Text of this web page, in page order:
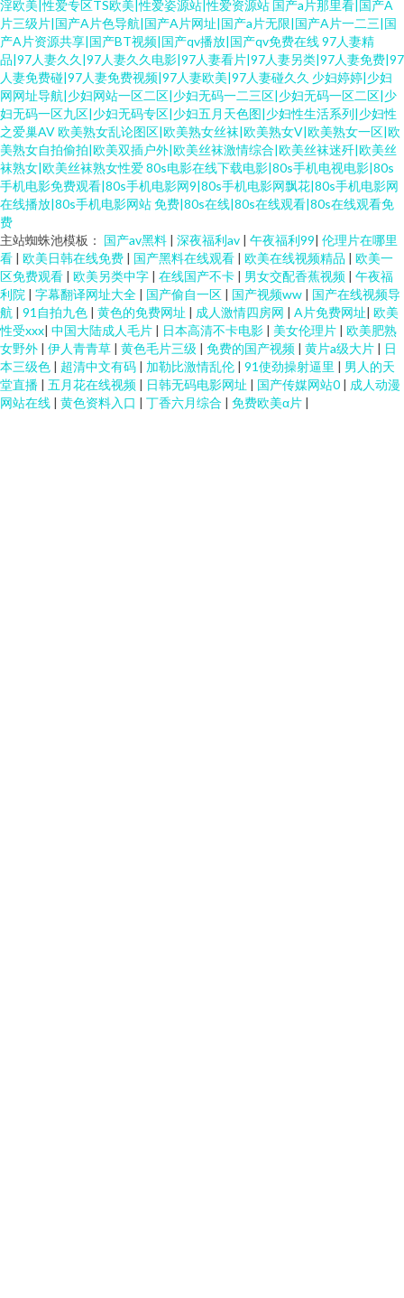
淫欧美|性爱专区TS欧美|性爱姿源站|性爱资源站 国产a片那里看|国产A
片三级片|国产A片色导航|国产A片网址|国产a片无限|国产A片一二三|国
产A片资源共享|国产BT视频|国产qv播放|国产qv免费在线97人妻精
品|97人妻久久|97人妻久久电影|97人妻看片|97人妻另类|97人妻免费|97
人妻免费碰|97人妻免费视频|97人妻欧美|97人妻碰久久 少妇婷婷|少妇
网网址导航|少妇网站一区二区|少妇无码一二三区|少妇无码一区二区|少
妇无码一区九区|少妇无码专区|少妇五月天色图|少妇性生活系列|少妇性
之爱巢AV欧美熟女乱论图区|欧美熟女丝袜|欧美熟女V|欧美熟女一区|欧
美熟女自拍偷拍|欧美双插户外|欧美丝袜激情综合|欧美丝袜迷歼|欧美丝
袜熟女|欧美丝袜熟女性爱80s电影在线下载电影|80s手机电视电影|80s
手机电影免费观看|80s手机电影网9|80s手机电影网飘花|80s手机电影网
在线播放|80s手机电影网站 免费|80s在线|80s在线观看|80s在线观看免
费
主站蜘蛛池模板： 国产av黑料 | 深夜福利av | 午夜福利99| 伦理片在哪里
看 | 欧美日韩在线免费 | 国产黑料在线观看 | 欧美在线视频精品 | 欧美一
区免费观看 | 欧美另类中字 | 在线国产不卡 | 男女交配香蕉视频 | 午夜福
利院 | 字幕翻译网址大全 | 国产偷自一区 | 国产视频ww | 国产在线视频导
航 | 91自拍九色 | 黄色的免费网址 | 成人激情四房网 | A片免费网址| 欧美
性受xxx| 中国大陆成人毛片 | 日本高清不卡电影 | 美女伦理片 | 欧美肥熟
女野外 | 伊人青青草 | 黄色毛片三级 | 免费的国产视频 | 黄片a级大片 | 日
本三级色 | 超清中文有码 | 加勒比激情乱伦 | 91使劲操射逼里 | 男人的天
堂直播 | 五月花在线视频 | 日韩无码电影网址 | 国产传媒网站0 | 成人动漫
网站在线 | 黄色资料入口 | 丁香六月综合 | 免费欧美α片 |